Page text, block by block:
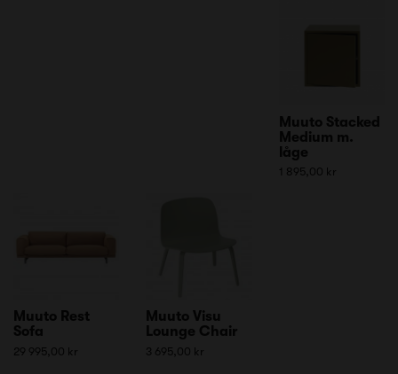
Muuto Stacked
Medium m.
låge
1 895,00 kr
Muuto Rest
Sofa
29 995,00 kr
Muuto Visu
Lounge Chair
3 695,00 kr